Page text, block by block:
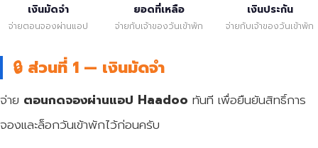
เงินมัดจำ
จ่ายตอนจองผ่านแอป
ยอดที่เหลือ
จ่ายกับเจ้าของวันเข้าพัก
เงินประกัน
จ่ายกับเจ้าของวันเข้าพัก
🔒 ส่วนที่ 1 — เงินมัดจำ
จ่าย ตอนกดจองผ่านแอป Haadoo ทันที เพื่อยืนยันสิทธิ์การ
จองและล็อกวันเข้าพักไว้ก่อนครับ